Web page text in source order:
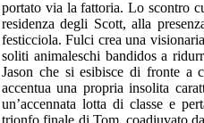
portato via la fattoria. Lo scontro
residenza degli Scott, alla
festicciola. Fulci crea una
soliti animaleschi bandidos a
Jason che si esibisce di fronte
accentua una propria insolita
un’accennata lotta di classe e
trionfo finale di Tom, coadiuvato